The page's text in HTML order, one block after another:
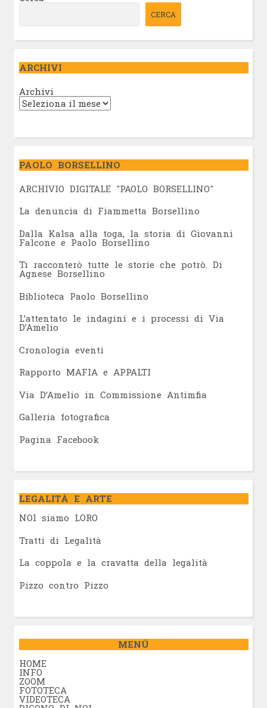
CERCA
ARCHIVI
Archivi
PAOLO BORSELLINO
ARCHIVIO DIGITALE "PAOLO BORSELLINO"
La denuncia di Fiammetta Borsellino
Dalla Kalsa alla toga, la storia di Giovanni
Falcone e Paolo Borsellino
Ti racconterò tutte le storie che potrò. Di
Agnese Borsellino
Biblioteca Paolo Borsellino
L’attentato le indagini e i processi di Via
D’Amelio
Cronologia eventi
Rapporto MAFIA e APPALTI
Via D’Amelio in Commissione Antimfia
Galleria fotografica
Pagina Facebook
LEGALITÀ E ARTE
NOI siamo LORO
Tratti di Legalità
La coppola e la cravatta della legalità
Pizzo contro Pizzo
MENÚ
HOME
INFO
ZOOM
FOTOTECA
VIDEOTECA